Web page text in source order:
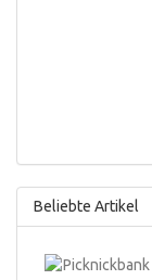
Beliebte Artikel